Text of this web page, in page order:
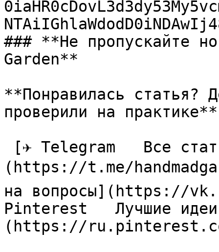
### **Не пропускайте
Garden**
**Понравилась статья?
проверили на практике**
(https://t.me/
на вопросы](https://
Pinterest   Лучшие
(https://